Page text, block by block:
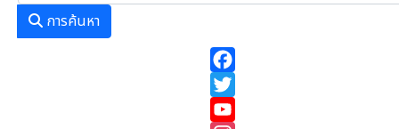
การค้นหา